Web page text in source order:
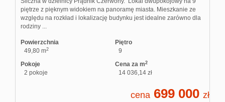
piętrze z pięknym widokiem na panoramę miasta. Mieszkanie ze
względu na rozkład i lokalizację budynku jest idealne zarówno dla
rodziny ...
Powierzchnia
49,80 m2
Piętro
9
Pokoje
2 pokoje
Cena za m2
14 036,14 zł
cena 699 000 zł